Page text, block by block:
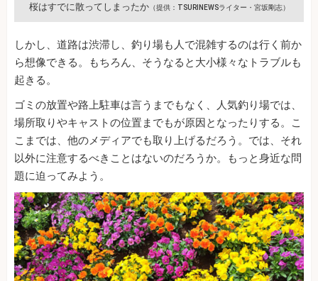
桜はすでに散ってしまったか（提供：TSURINEWSライター・宮坂剛志）
しかし、道路は渋滞し、釣り場も人で混雑するのは行く前か
ら想像できる。もちろん、そうなると大小様々なトラブルも
起きる。
ゴミの放置や路上駐車は言うまでもなく、人気釣り場では、
場所取りやキャストの位置までもが原因となったりする。こ
こまでは、他のメディアでも取り上げるだろう。では、それ
以外に注意するべきことはないのだろうか。もっと身近な問
題に迫ってみよう。